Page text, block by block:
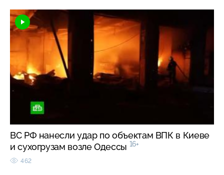
ВС РФ нанесли удар по объектам ВПК в Киеве
и сухогрузам возле Одессы 16+
462